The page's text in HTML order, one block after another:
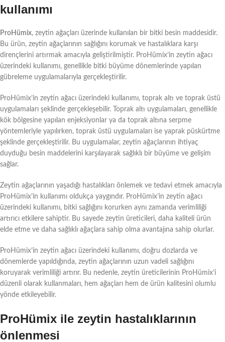
kullanımı
ProHümix, zeytin ağaçları üzerinde kullanılan bir bitki besin maddesidir.
Bu ürün, zeytin ağaçlarının sağlığını korumak ve hastalıklara karşı
dirençlerini artırmak amacıyla geliştirilmiştir. ProHümix’in zeytin ağacı
üzerindeki kullanımı, genellikle bitki büyüme dönemlerinde yapılan
gübreleme uygulamalarıyla gerçekleştirilir.
ProHümix’in zeytin ağacı üzerindeki kullanımı, toprak altı ve toprak üstü
uygulamaları şeklinde gerçekleşebilir. Toprak altı uygulamaları, genellikle
kök bölgesine yapılan enjeksiyonlar ya da toprak altına serpme
yöntemleriyle yapılırken, toprak üstü uygulamaları ise yaprak püskürtme
şeklinde gerçekleştirilir. Bu uygulamalar, zeytin ağaçlarının ihtiyaç
duyduğu besin maddelerini karşılayarak sağlıklı bir büyüme ve gelişim
sağlar.
Zeytin ağaçlarının yaşadığı hastalıkları önlemek ve tedavi etmek amacıyla
ProHümix’in kullanımı oldukça yaygındır. ProHümix’in zeytin ağacı
üzerindeki kullanımı, bitki sağlığını korurken aynı zamanda verimliliği
artırıcı etkilere sahiptir. Bu sayede zeytin üreticileri, daha kaliteli ürün
elde etme ve daha sağlıklı ağaçlara sahip olma avantajına sahip olurlar.
ProHümix’in zeytin ağacı üzerindeki kullanımı, doğru dozlarda ve
dönemlerde yapıldığında, zeytin ağaçlarının uzun vadeli sağlığını
koruyarak verimliliği artırır. Bu nedenle, zeytin üreticilerinin ProHümix’i
düzenli olarak kullanmaları, hem ağaçları hem de ürün kalitesini olumlu
yönde etkileyebilir.
ProHümix ile zeytin hastalıklarının
önlenmesi